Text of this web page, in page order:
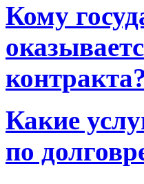
Кому
Какие
по